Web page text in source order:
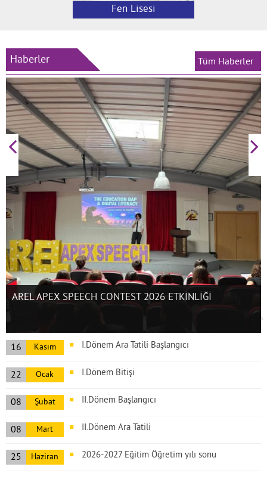
Fen Lisesi
Haberler
AREL APEX SPEECH CONTEST 2026 ETKİNLİĞİ
Tüm Haberler
16 Kasım I.Dönem Ara Tatili Başlangıcı
22 Ocak I.Dönem Bitişi
08 Şubat II.Dönem Başlangıcı
08 Mart II.Dönem Ara Tatili
25 Haziran 2026-2027 Eğitim Öğretim yılı sonu